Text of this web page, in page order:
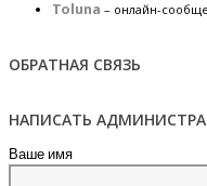
Toluna – онлайн-
ОБРАТНАЯ СВЯЗЬ
НАПИСАТЬ
Ваше имя